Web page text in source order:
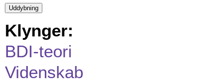
Klynger:
BDI-teori
Videnskab